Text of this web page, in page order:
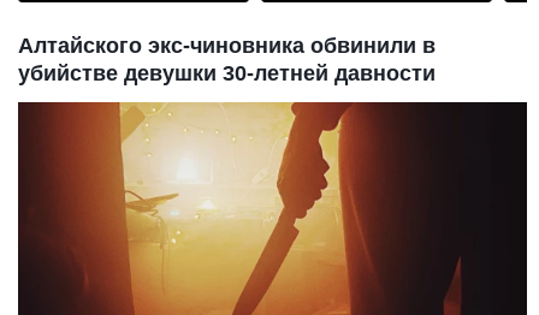
Алтайского экс-чиновника обвинили в
убийстве девушки 30-летней давности